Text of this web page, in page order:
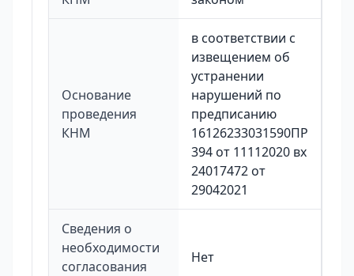
Основание
проведения
КНМ
в соответствии с
извещением об
устранении
нарушений по
предписанию
16126233031590ПР
394 от 11112020 вх
24017472 от
29042021
Сведения о
необходимости
согласования
Нет